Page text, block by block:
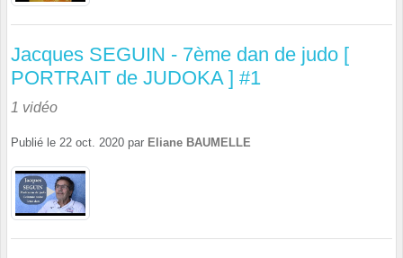
Jacques SEGUIN - 7ème dan de judo [
PORTRAIT de JUDOKA ] #1
1 vidéo
Publié le 22 oct. 2020 par Eliane BAUMELLE